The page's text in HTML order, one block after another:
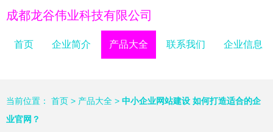
成都龙谷伟业科技有限公司
首页 企业简介 产品大全 联系我们 企业信息
当前位置： 首页 > 产品大全 > 中小企业网站建设 如何打造适合的企
业官网？